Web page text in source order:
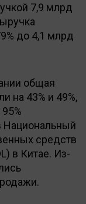
7,9 млрд
до 4,1 млрд
общая
на 43% и 49%,
Национальный
средств
в Китае. Из-